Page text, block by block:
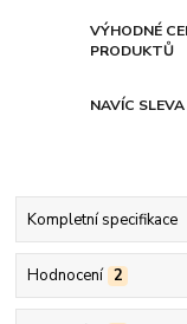
VÝHODNÉ
PRODUKTŮ
NAVÍC
Kompletní specifikace
Hodnocení 2